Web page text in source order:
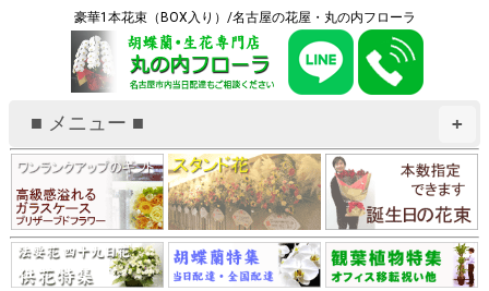
豪華1本花束（BOX入り）/名古屋の花屋・丸の内フローラ
+
■ メニュー ■